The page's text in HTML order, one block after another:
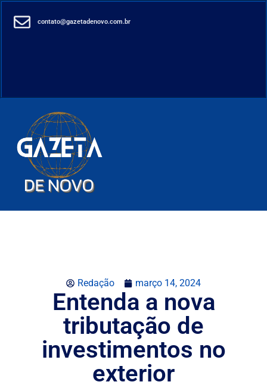
contato@gazetadenovo.com.br
Redação março 14, 2024
Entenda a nova
tributação de
investimentos no
exterior